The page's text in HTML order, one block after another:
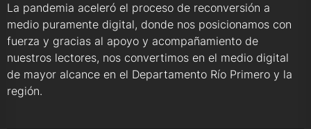
La pandemia aceleró el proceso de reconversión a
medio puramente digital, donde nos posicionamos con
fuerza y gracias al apoyo y acompañamiento de
nuestros lectores, nos convertimos en el medio digital
de mayor alcance en el Departamento Río Primero y la
región.